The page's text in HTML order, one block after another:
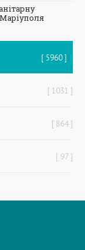
5960
1031
864
97